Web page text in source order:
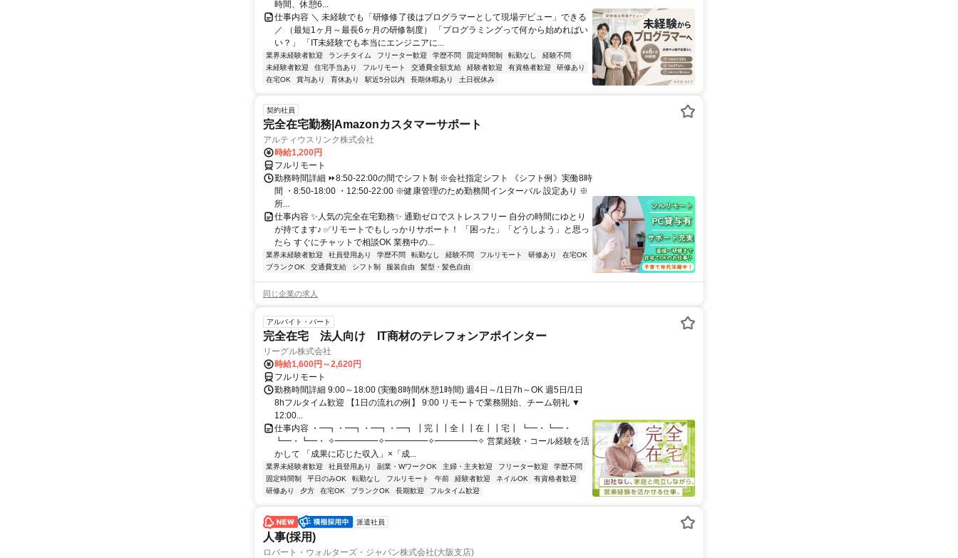
時間、休憩6...
仕事内容 ＼ 未経験でも「研修修了後はプログラマーとして現場デビュー」できる
／ （最短1ヶ月～最長6ヶ月の研修制度） 「プログラミングって何から始めればい
い？」 「IT未経験でも本当にエンジニアに...
業界未経験者歓迎 ランチタイム フリーター歓迎 学歴不問 固定時間制 転勤なし
経験不問
未経験者歓迎
住宅手当あり フルリモート 交通費全額支給 経験者歓迎 有資格者歓迎
研修あり
在宅OK
賞与あり 育休あり 駅近5分以内 長期休暇あり 土日祝休み
契約社員
完全在宅勤務|Amazonカスタマーサポート
アルティウスリンク株式会社
時給1,200円
フルリモート
勤務時間詳細 ⏩8:50-22:00の間でシフト制 ※会社指定シフト 《シフト例》実働8時
間 ・8:50-18:00 ・12:50-22:00 ※健康管理のため勤務間インターバル 設定あり ※
所...
仕事内容 ✨人気の完全在宅勤務✨ 通勤ゼロでストレスフリー 自分の時間にゆとり
が持てます♪ ✅リモートでもしっかりサポート！ 「困った」「どうしよう」と思っ
たら すぐにチャットで相談OK 業務中の...
業界未経験者歓迎 社員登用あり 学歴不問 転勤なし 経験不問 フルリモート 研修あり
在宅OK
ブランクOK
交通費支給 シフト制 服装自由 髪型・髪色自由
同じ企業の求人
アルバイト・パート
完全在宅 法人向け IT商材のテレフォンアポインター
リーグル株式会社
時給1,600円～2,620円
フルリモート
勤務時間詳細 9:00～18:00 (実働8時間/休憩1時間) 週4日～/1日7h～OK 週5日/1日
8hフルタイム歓迎 【1日の流れの例】 9:00 リモートで業務開始、チーム朝礼 ▼
12:00...
仕事内容 ・━┓・━┓・━┓・━┓ ┃完┃┃全┃┃在┃┃宅┃ ┗━・┗━・
┗━・┗━・ ✧━━━━━✧━━━━━✧━━━━━✧ 営業経験・コール経験を活
かして 「成果に応じた収入」×「成...
業界未経験者歓迎 社員登用あり 副業・WワークOK 主婦・主夫歓迎 フリーター歓迎
学歴不問
固定時間制
平日のみOK 転勤なし フルリモート 午前 経験者歓迎 ネイルOK
有資格者歓迎
研修あり
夕方 在宅OK ブランクOK 長期歓迎 フルタイム歓迎
派遣社員
人事(採用)
ロバート・ウォルターズ・ジャパン株式会社(大阪支店)